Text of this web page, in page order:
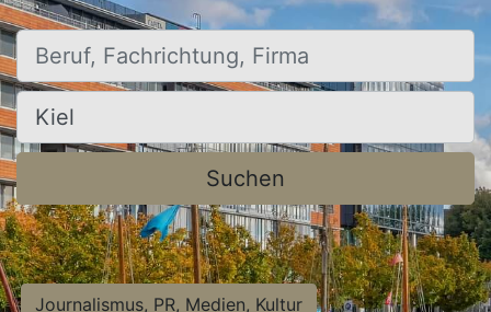
Beruf, Fachrichtung, Firma
Ort, Stadt
Suchen
Journalismus, PR, Medien, Kultur